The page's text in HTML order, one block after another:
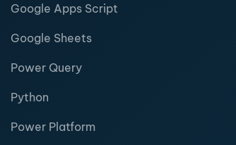
Google Apps Script
Google Sheets
Power Query
Python
Power Platform